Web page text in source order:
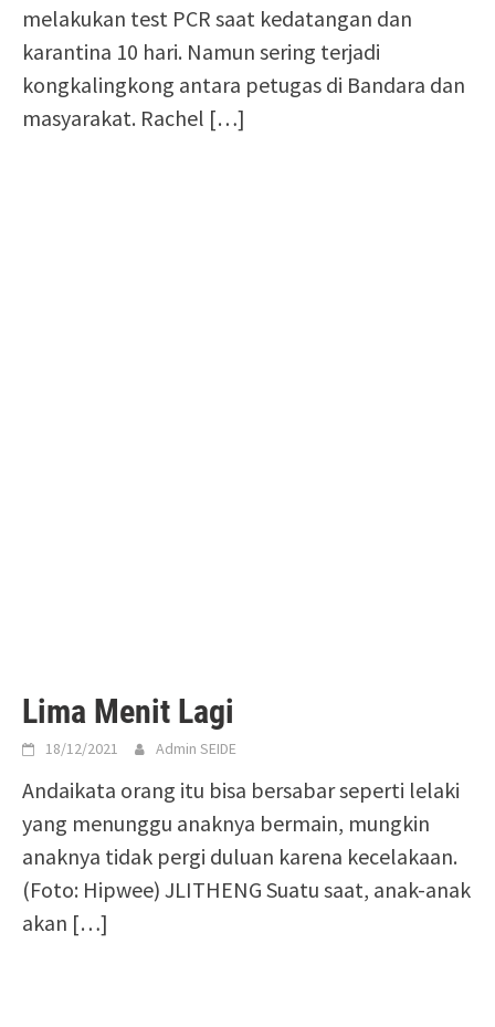
melakukan test PCR saat kedatangan dan
karantina 10 hari. Namun sering terjadi
kongkalingkong antara petugas di Bandara dan
masyarakat. Rachel […]
Lima Menit Lagi
18/12/2021 Admin SEIDE
Andaikata orang itu bisa bersabar seperti lelaki
yang menunggu anaknya bermain, mungkin
anaknya tidak pergi duluan karena kecelakaan.
(Foto: Hipwee) JLITHENG Suatu saat, anak-anak
akan […]